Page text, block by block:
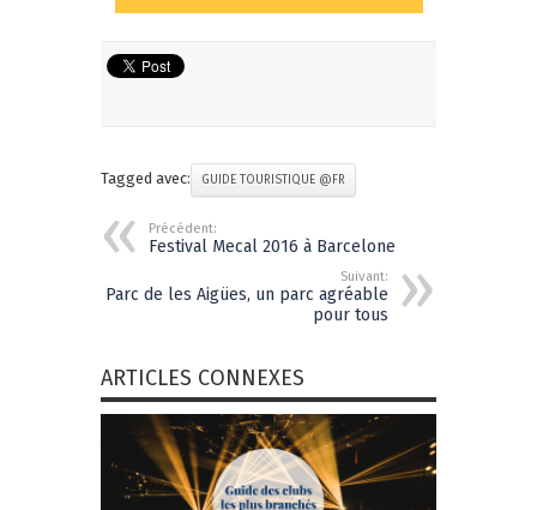
Tagged avec: GUIDE TOURISTIQUE @FR
Précédent:
Festival Mecal 2016 à Barcelone
Suivant:
Parc de les Aigües, un parc agréable
pour tous
ARTICLES CONNEXES